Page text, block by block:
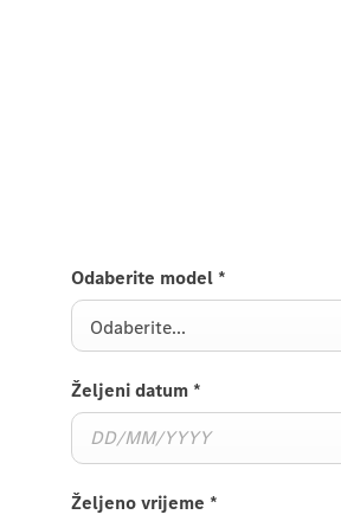
Odaberite model *
Odaberite...
Željeni datum *
Željeno vrijeme *